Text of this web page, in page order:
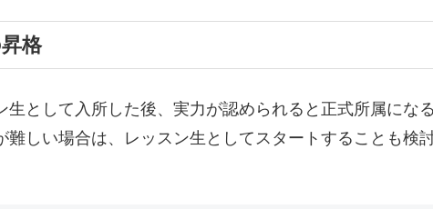
格
として入所した後、実力が認められると正式所属にな
しい場合は、レッスン生としてスタートすることも検